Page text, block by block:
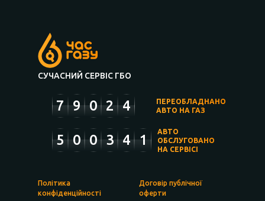
СУЧАСНИЙ СЕРВІС ГБО
7 9 0 2 4
ПЕРЕОБЛАДНАНО
АВТО НА ГАЗ
5 0 0 3 4 1
АВТО
ОБСЛУГОВАНО
НА СЕРВІСІ
Політика
конфіденційності
Договір публічної
оферти